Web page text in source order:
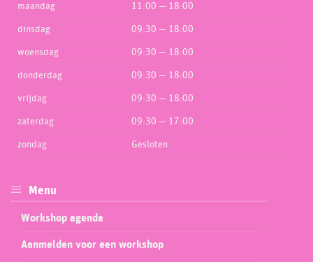
maandag 11:00 — 18:00
dinsdag 09:30 — 18:00
woensdag 09:30 — 18:00
donderdag 09:30 — 18:00
vrijdag 09:30 — 18:00
zaterdag 09:30 — 17:00
zondag Gesloten
Menu
Workshop agenda
Aanmelden voor een workshop